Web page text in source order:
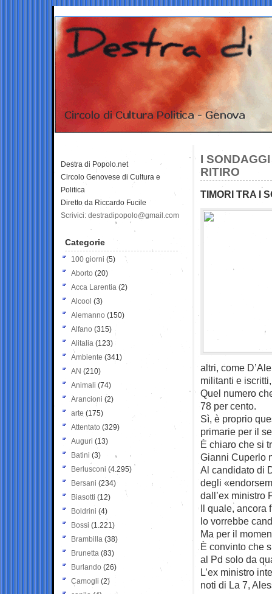
I
RITIRO
TIMORI TRA I
altri, come
militanti e
Quel numero
78 per cento.
Sì, è proprio
primarie per il
È chiaro che si
Gianni Cuperlo
Al candidato di
degli
dall’ex ministro
Il quale, ancora
lo vorrebbe
Ma per il
È convinto che
al Pd solo da
L’ex ministro
noti di La 7,
Destra di Popolo.net
Circolo Genovese di Cultura e
Politica
Diretto da Riccardo Fucile
Scrivici: destradipopolo@gmail.com
Categorie
100 giorni (5)
Aborto (20)
Acca Larentia (2)
Alcool (3)
Alemanno (150)
Alfano (315)
Alitalia (123)
Ambiente (341)
AN (210)
Animali (74)
Arancioni (2)
arte (175)
Attentato (329)
Auguri (13)
Batini (3)
Berlusconi (4.295)
Bersani (234)
Biasotti (12)
Boldrini (4)
Bossi (1.221)
Brambilla (38)
Brunetta (83)
Burlando (26)
Camogli (2)